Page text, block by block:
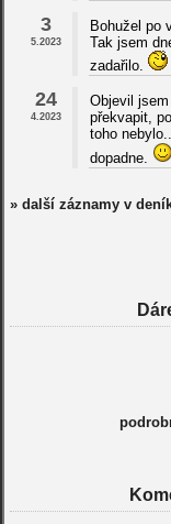
3
5.2023
Bohužel po
Tak jsem
zadařilo.
24
4.2023
Objevil
překvapit,
toho
dopadne.
» další záznamy v